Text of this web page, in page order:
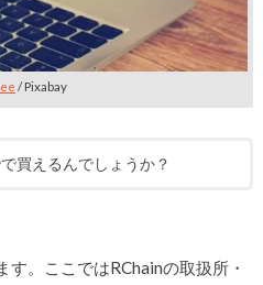
/ Pixabay
買えるんでしょうか？
。ここではRChainの取扱所・